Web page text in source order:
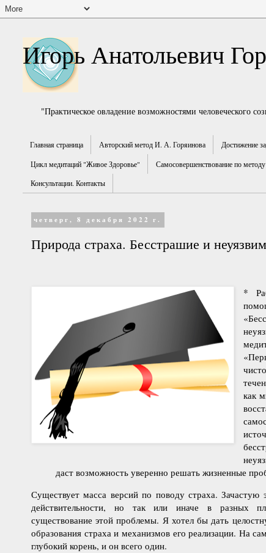
Игорь Анатольевич
"Практическое овладение возможностями человеческого
Главная страница Авторский метод И. А. Горяинова Достижение
Цикл медитаций "Живое Здоровье"
Самосовершенствование по
Консультации. Контакты
четверг, 8 декабря 2022 г.
Природа страха. Бесстрашие и
*
как
даст возможность уверенно решать жизненные
Существует масса версий по поводу страха. Зачастую
действительности, но так или иначе в разных
существование этой проблемы. Я хотел бы дать
образования страха и механизмов его реализации. На
глубокий корень, и он всего один.